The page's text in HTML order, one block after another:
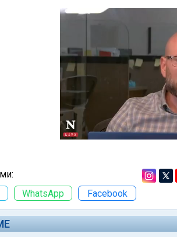
WhatsApp Facebook